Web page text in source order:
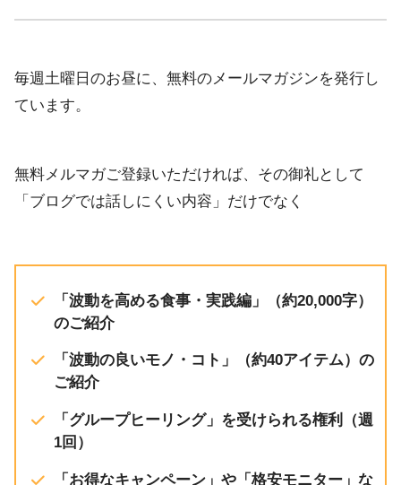
毎週土曜日のお昼に、無料のメールマガジンを発行し
ています。
無料メルマガご登録いただければ、その御礼として
「ブログでは話しにくい内容」だけでなく
「波動を高める食事・実践編」（約20,000字）
のご紹介
「波動の良いモノ・コト」（約40アイテム）の
ご紹介
「グループヒーリング」を受けられる権利（週
1回）
「お得なキャンペーン」や「格安モニター」な